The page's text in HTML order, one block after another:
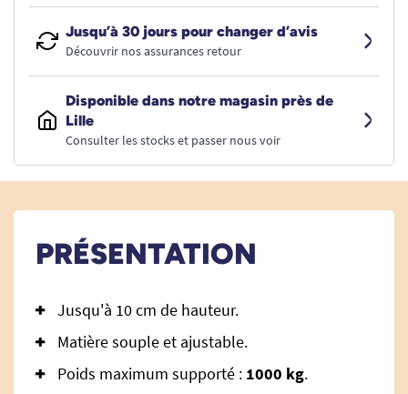
Jusqu’à 30 jours pour changer d’avis
Découvrir nos assurances retour
Disponible dans notre magasin près de
Lille
Consulter les stocks et passer nous voir
PRÉSENTATION
Jusqu'à 10 cm de hauteur.
Matière souple et ajustable.
Poids maximum supporté : 1000 kg.